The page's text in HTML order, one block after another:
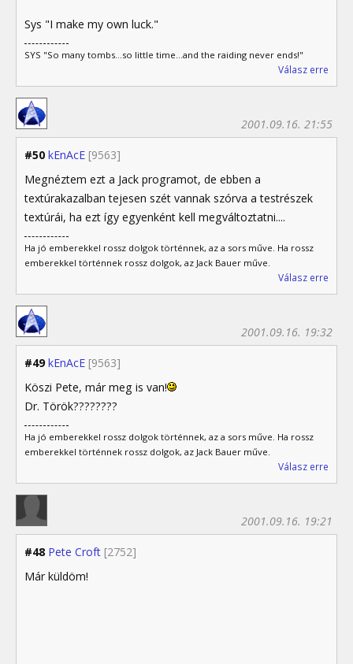
Sys "I make my own luck."
SYS "So many tombs...so little time...and the raiding never ends!"
Válasz erre
#50 kEnAcE [9563]
2001.09.16. 21:55
Megnéztem ezt a Jack programot, de ebben a
textúrakazalban tejesen szét vannak szórva a testrészek
textúrái, ha ezt így egyenként kell megváltoztatni....
Ha jó emberekkel rossz dolgok történnek, az a sors műve. Ha rossz
emberekkel történnek rossz dolgok, az Jack Bauer műve.
Válasz erre
#49 kEnAcE [9563]
2001.09.16. 19:32
Köszi Pete, már meg is van!
Dr. Török????????
Ha jó emberekkel rossz dolgok történnek, az a sors műve. Ha rossz
emberekkel történnek rossz dolgok, az Jack Bauer műve.
Válasz erre
#48 Pete Croft [2752]
2001.09.16. 19:21
Már küldöm!